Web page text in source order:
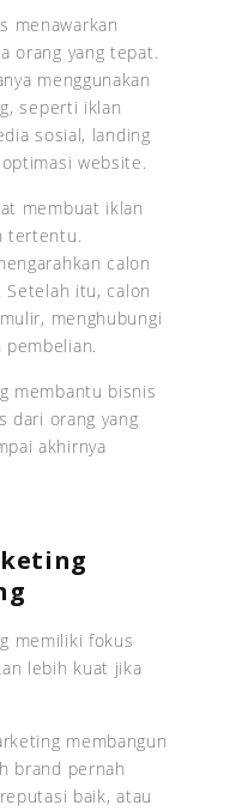
menawarkan
orang yang tepat.
menggunakan
seperti iklan
sosial, landing
website.
membuat iklan
tertentu.
calon
Setelah itu, calon
menghubungi
pembelian.
membantu bisnis
dari orang yang
akhirnya
memiliki fokus
lebih kuat jika
membangun
brand pernah
baik, atau